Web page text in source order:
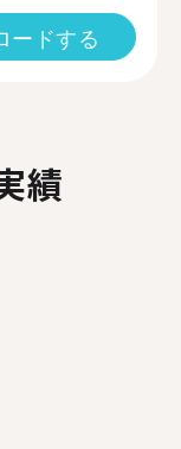
ードする
績